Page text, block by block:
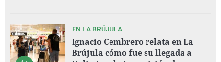
EN LA BRÚJULA
Ignacio Cembrero relata en La
Brújula cómo fue su llegada a